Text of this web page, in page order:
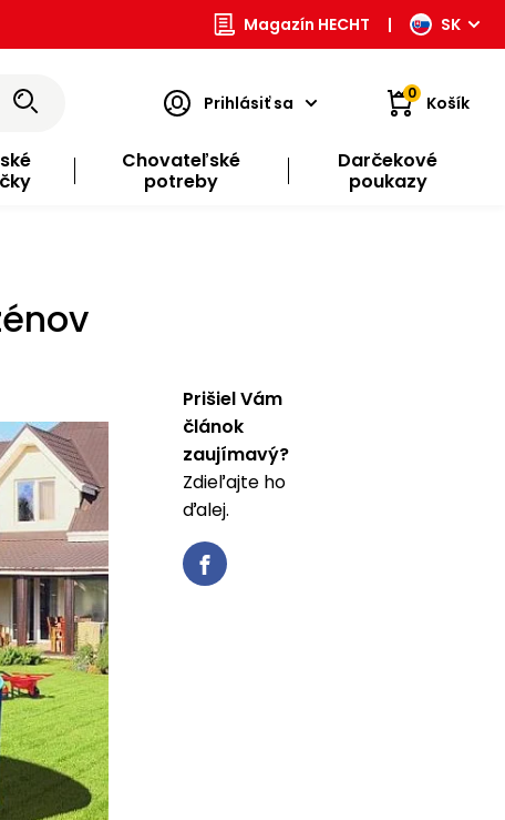
Magazín HECHT | SK
Prihlásiť sa 0 Košík
Chovateľské
potreby
Darčekové
poukazy
Prišiel Vám
článok
zaujímavý?
Zdieľajte ho
ďalej.